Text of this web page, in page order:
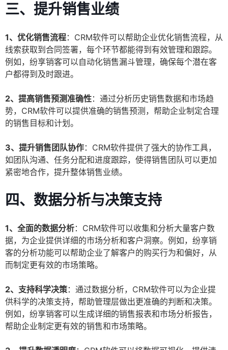
三、提升销售业绩
1、优化销售流程：CRM软件可以帮助企业优化销售流程，从
线索获取到合同签署，每个环节都能得到有效管理和跟踪。
例如，纷享销客可以自动化销售漏斗管理，确保每个潜在客
户都得到及时跟进。
2、提高销售预测准确性：通过分析历史销售数据和市场趋
势，CRM软件可以提供准确的销售预测，帮助企业制定合理
的销售目标和计划。
3、提升销售团队协作：CRM软件提供了强大的协作工具，
如团队沟通、任务分配和进度跟踪，使得销售团队可以更加
紧密地合作，提升整体销售业绩。
四、数据分析与决策支持
1、全面的数据分析：CRM软件可以收集和分析大量客户数
据，为企业提供详细的市场分析和客户洞察。例如，纷享销
客的分析功能可以帮助企业了解客户的购买行为和偏好，从
而制定更有效的市场策略。
2、支持科学决策：通过数据分析，CRM软件可以为企业提
供科学的决策支持，帮助管理层做出更准确的判断和决策。
例如，纷享销客可以生成详细的销售报表和市场分析报告，
帮助企业制定更有效的销售和市场策略。